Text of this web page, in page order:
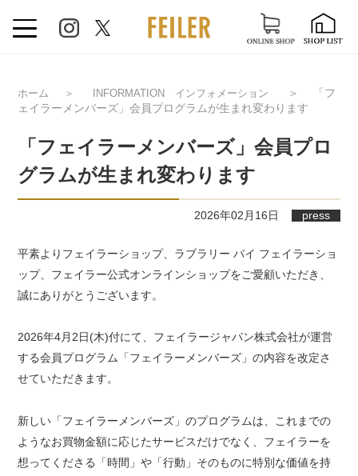
ホーム ＞ INFORMATION インフォメーション ＞
「フ
ェイラーメンバーズ」会員プログラムが生まれ変わります
「フェイラーメンバーズ」会員プロ
グラムが生まれ変わります
2026年02月16日 press
平素よりフェイラーショップ、ラブラリー バイ フェイラーショ
ップ、フェイラー公式オンラインショップをご愛顧いただき、
誠にありがとうございます。
2026年4月2日(木)付にて、フェイラージャパン株式会社が運営
する会員プログラム「フェイラーメンバーズ」の内容を改定さ
せていただきます。
新しい「フェイラーメンバーズ」のプログラムは、これまでの
ようなお買物金額に応じたサービスだけでなく、フェイラーを
想ってくださる「時間」や「行動」そのものに特別な価値を持